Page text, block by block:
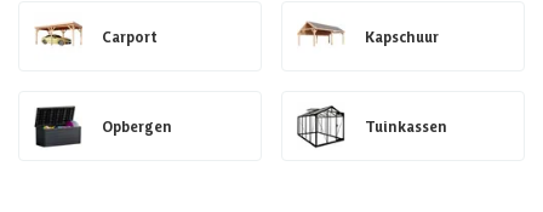
Carport Kapschuur
Opbergen Tuinkassen